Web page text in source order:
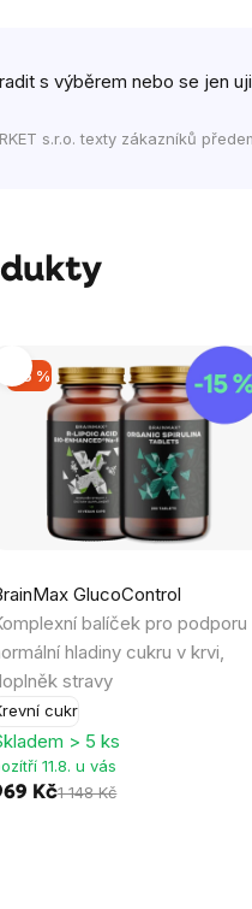
s výběrem nebo se jen
s.r.o. texty zákazníků
-16 %
GlucoControl
balíček pro podporu
hladiny cukru v krvi,
stravy
cukr
> 5 ks
11.8. u vás
Kč1 148 Kč